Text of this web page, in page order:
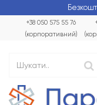
+38 050 575 55 76
(корпоративний)